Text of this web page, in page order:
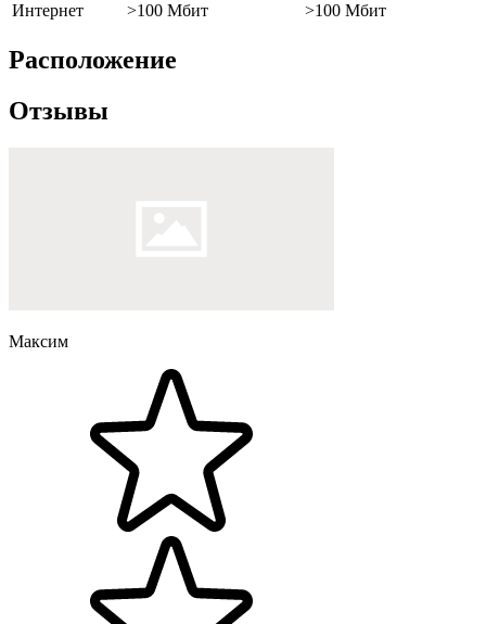
Интернет
>100 Мбит >100 Мбит
Расположение
Отзывы
Максим